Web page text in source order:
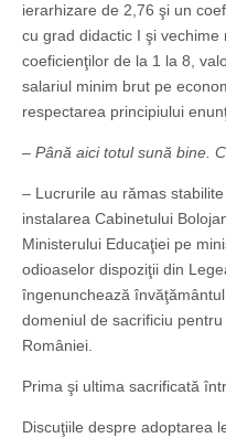
ierarhizare de 2,76 şi un
cu grad didactic I şi
coeficienţilor de la 1 la 8,
salariul minim brut pe
respectarea principiului
– Până aici totul sună bine.
– Lucrurile au rămas
instalarea Cabinetului
Ministerului Educaţiei pe
odioaselor dispoziţii din
îngenunchează
domeniul de sacrificiu
României.
Prima şi ultima sacrificată
Discuţiile despre adoptarea